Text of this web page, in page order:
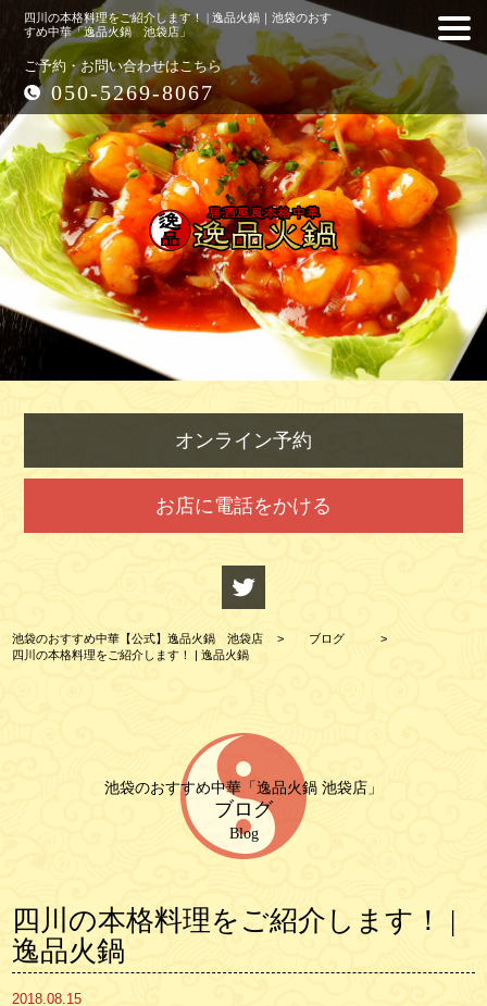
四川の本格料理をご紹介します！ | 逸品火鍋｜池袋のおす
すめ中華「逸品火鍋 池袋店」
ご予約・お問い合わせはこちら
050-5269-8067
オンライン予約
お店に電話をかける
池袋のおすすめ中華【公式】逸品火鍋 池袋店 > ブログ
>
四川の本格料理をご紹介します！ | 逸品火鍋
池袋のおすすめ中華「逸品火鍋 池袋店」
ブログ
Blog
四川の本格料理をご紹介します！ |
逸品火鍋
2018.08.15